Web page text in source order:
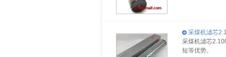
采煤机滤芯
采煤机滤芯
短等优势。